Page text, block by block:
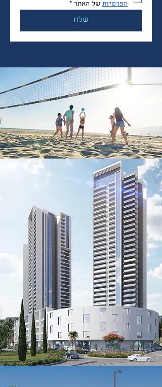
הפרטיות של האתר *
שלח